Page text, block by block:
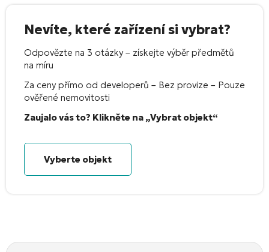
Nevíte, které zařízení si vybrat?
Odpovězte na 3 otázky – získejte výběr předmětů
na míru
Za ceny přímo od developerů – Bez provize – Pouze
ověřené nemovitosti
Zaujalo vás to? Klikněte na „Vybrat objekt“
Vyberte objekt